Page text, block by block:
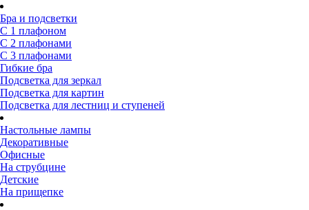
Бра и подсветки
С 1 плафоном
С 2 плафонами
С 3 плафонами
Гибкие бра
Подсветка для зеркал
Подсветка для картин
Подсветка для лестниц и ступеней
Настольные лампы
Декоративные
Офисные
На струбцине
Детские
На прищепке